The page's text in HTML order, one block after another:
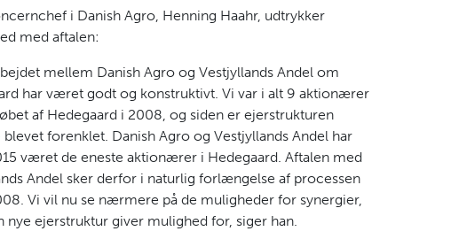
i Danish Agro, Henning Haahr, udtrykker
med aftalen:
mellem Danish Agro og Vestjyllands Andel om
har været godt og konstruktivt. Vi var i alt 9 aktionærer
af Hedegaard i 2008, og siden er ejerstrukturen
blevet forenklet. Danish Agro og Vestjyllands Andel har
været de eneste aktionærer i Hedegaard. Aftalen med
Andel sker derfor i naturlig forlængelse af processen
Vi vil nu se nærmere på de muligheder for synergier,
nye ejerstruktur giver mulighed for, siger han.